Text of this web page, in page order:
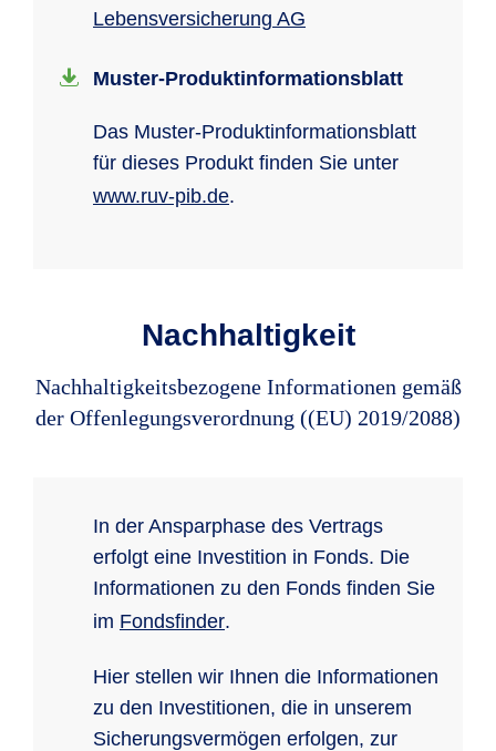
Lebensversicherung AG
Muster-Produkt­informations­blatt
Das Muster-Produkt­in­for­ma­tions­blatt
für dieses Produkt finden Sie unter
www.ruv-pib.de.
Nachhaltigkeit
Nachhaltigkeitsbezogene Informationen gemäß
der Offenlegungsverordnung ((EU) 2019/2088)
In der Ansparphase des Vertrags
erfolgt eine Investition in Fonds. Die
Informationen zu den Fonds finden Sie
im Fondsfinder.
Hier stellen wir Ihnen die Informationen
zu den Investitionen, die in unserem
Sicherungsvermögen erfolgen, zur